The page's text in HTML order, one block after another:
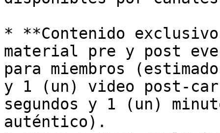
* **Contenido
material pre y post
para miembros
y 1 (un) video post-
segundos y 1 (un)
auténtico).